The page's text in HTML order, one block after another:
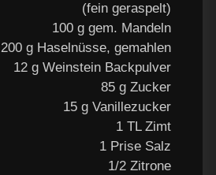
(fein geraspelt)
100 g gem. Mandeln
200 g Haselnüsse, gemahlen
12 g Weinstein Backpulver
85 g Zucker
15 g Vanillezucker
1 TL Zimt
1 Prise Salz
1/2 Zitrone